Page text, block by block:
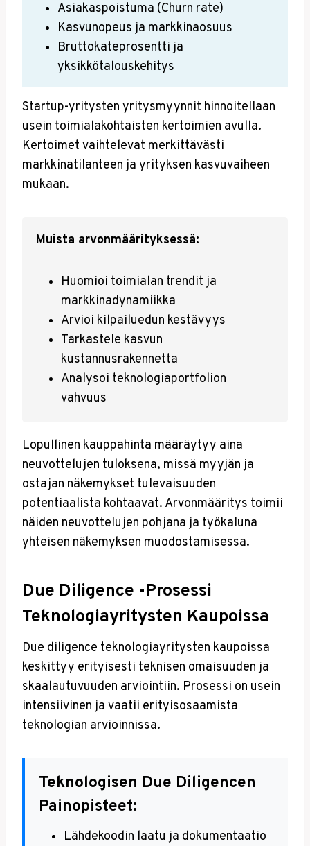
Asiakaspoistuma (Churn rate)
Kasvunopeus ja markkinaosuus
Bruttokateprosentti ja
yksikkötalouskehitys
Startup-yritysten yritysmyynnit hinnoitellaan
usein toimialakohtaisten kertoimien avulla.
Kertoimet vaihtelevat merkittävästi
markkinatilanteen ja yrityksen kasvuvaiheen
mukaan.
Muista arvonmäärityksessä:
Huomioi toimialan trendit ja
markkinadynamiikka
Arvioi kilpailuedun kestävyys
Tarkastele kasvun
kustannusrakennetta
Analysoi teknologiaportfolion
vahvuus
Lopullinen kauppahinta määräytyy aina
neuvottelujen tuloksena, missä myyjän ja
ostajan näkemykset tulevaisuuden
potentiaalista kohtaavat. Arvonmääritys toimii
näiden neuvottelujen pohjana ja työkaluna
yhteisen näkemyksen muodostamisessa.
Due Diligence -prosessi
Teknologiayritysten Kaupoissa
Due diligence teknologiayritysten kaupoissa
keskittyy erityisesti teknisen omaisuuden ja
skaalautuvuuden arviointiin. Prosessi on usein
intensiivinen ja vaatii erityisosaamista
teknologian arvioinnissa.
Teknologisen Due Diligencen
Painopisteet:
Lähdekoodin laatu ja dokumentaatio